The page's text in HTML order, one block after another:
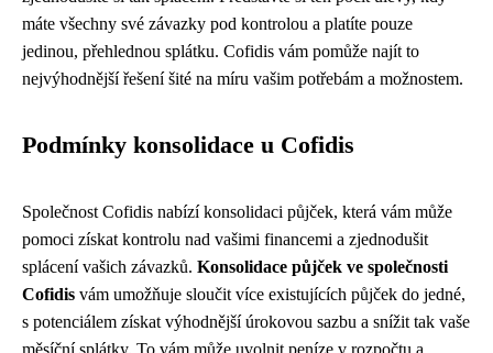
máte všechny své závazky pod kontrolou a platíte pouze
jedinou, přehlednou splátku. Cofidis vám pomůže najít to
nejvýhodnější řešení šité na míru vašim potřebám a možnostem.
Podmínky konsolidace u Cofidis
Společnost Cofidis nabízí konsolidaci půjček, která vám může
pomoci získat kontrolu nad vašimi financemi a zjednodušit
splácení vašich závazků. Konsolidace půjček ve společnosti
Cofidis vám umožňuje sloučit více existujících půjček do jedné,
s potenciálem získat výhodnější úrokovou sazbu a snížit tak vaše
měsíční splátky. To vám může uvolnit peníze v rozpočtu a